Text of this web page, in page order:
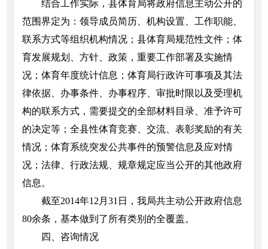
结合工作实际，县体育局将政府信息主动公开的
范围界定为：领导成员简历、机构设置、工作职能、
联系方式等组织机构情况；县体育局规范性文件；体
育发展规划、方针、政策，重要工作部署及实施情
况；体育年度统计信息；体育局行政许可事项及其法
律依据、办事条件、办事程序、审批时限以及受理机
构的联系方式，需要提交的全部材料目录、准予许可
的决定等；全县性体育竞赛、交流、表彰奖励的有关
情况；体育系统突发公共事件的预警信息及应对情
况；法律、行政法规、规章规定应当公开的其他政府
信息。
截至2014年12月31日，我局共主动公开政府信息
80余条，基本做到了所有类别的全覆盖。
四、咨询情况